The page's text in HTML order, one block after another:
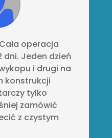
operacja
dni. Jeden dzień
i drugi na
konstrukcji
tylko
zamówić
z czystym